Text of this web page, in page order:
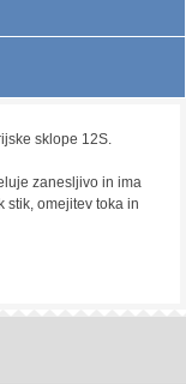
sklope 12S.
zanesljivo in ima
stik, omejitev toka in